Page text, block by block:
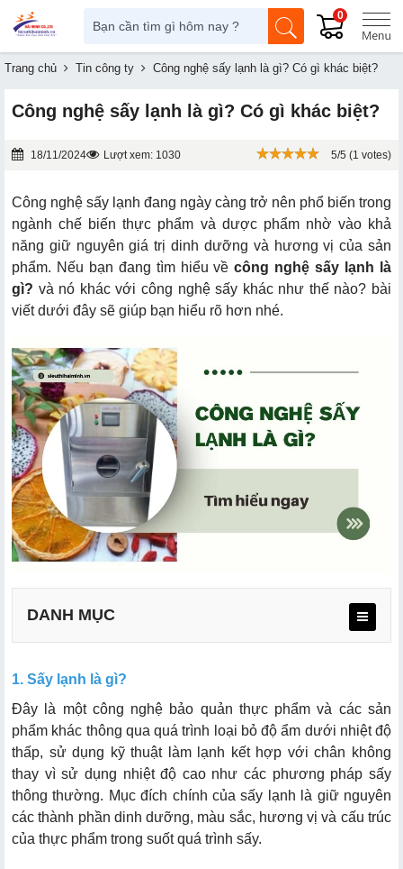
0
Trang chủ Tin công ty Công nghệ sấy lạnh là gì? Có gì khác biệt?
Công nghệ sấy lạnh là gì? Có gì khác biệt?
18/11/2024 Lượt xem: 1030 5/5 (1 votes)
Công nghệ sấy lạnh đang ngày càng trở nên phổ biến trong
ngành chế biến thực phẩm và dược phẩm nhờ vào khả
năng giữ nguyên giá trị dinh dưỡng và hương vị của sản
phẩm. Nếu bạn đang tìm hiểu vềcông nghệ sấy lạnh là
gì? và nó khác với công nghệ sấy khác như thế nào? bài
viết dưới đây sẽ giúp bạn hiểu rõ hơn nhé.
DANH MỤC
a. Cấu tạo
b. Nguyên lý hoạt động
1. Sấy lạnh là gì?
Đây là một công nghệ bảo quản thực phẩm và các sản
phẩm khác thông qua quá trình loại bỏ độ ẩm dưới nhiệt độ
thấp, sử dụng kỹ thuật làm lạnh kết hợp với chân không
thay vì sử dụng nhiệt độ cao như các phương pháp sấy
thông thường. Mục đích chính của sấy lạnh là giữ nguyên
các thành phần dinh dưỡng, màu sắc, hương vị và cấu trúc
của thực phẩm trong suốt quá trình sấy.